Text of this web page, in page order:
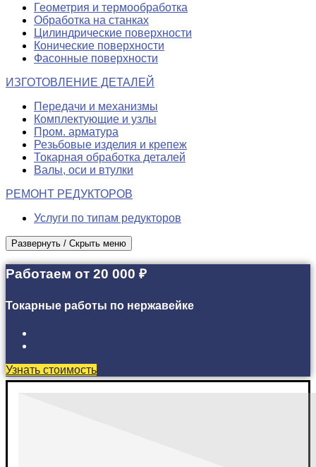
Геометрия и термообработка
Обработка на станках
Цилиндрические поверхности
Конические поверхности
Фасонные поверхности
ИЗГОТОВЛЕНИЕ ДЕТАЛЕЙ
Передачи и механизмы
Комплектующие и узлы
Пром. арматура
Резьбовые изделия и крепеж
Токарная обработка деталей
Валы, оси и втулки
РЕМОНТ РЕДУКТОРОВ
Услуги по типам редукторов
Развернуть / Скрыть меню
Работаем от 20 000 ₽
Токарные работы по нержавейке
Узнать стоимость